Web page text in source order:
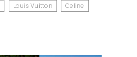
Louis Vuitton
Celine